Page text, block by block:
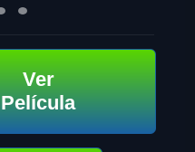
Ver
Película